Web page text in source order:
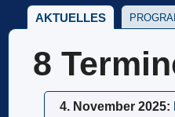
AKTUELLES
8
4. November 2025: